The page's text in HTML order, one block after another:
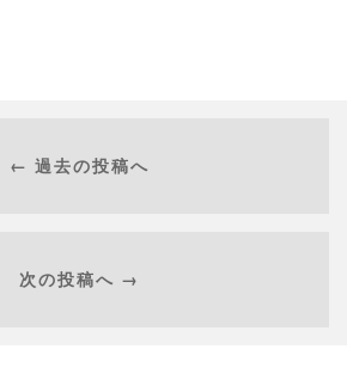
← 過去の投稿へ
次の投稿へ →